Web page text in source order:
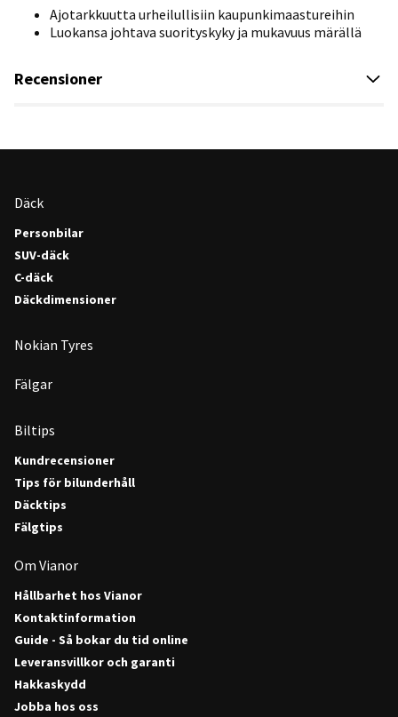
Ajotarkkuutta urheilullisiin kaupunkimaastureihin
Luokansa johtava suorityskyky ja mukavuus märällä
Recensioner
Däck
Personbilar
SUV-däck
C-däck
Däckdimensioner
Nokian Tyres
Fälgar
Biltips
Kundrecensioner
Tips för bilunderhåll
Däcktips
Fälgtips
Om Vianor
Hållbarhet hos Vianor
Kontaktinformation
Guide - Så bokar du tid online
Leveransvillkor och garanti
Hakkaskydd
Jobba hos oss